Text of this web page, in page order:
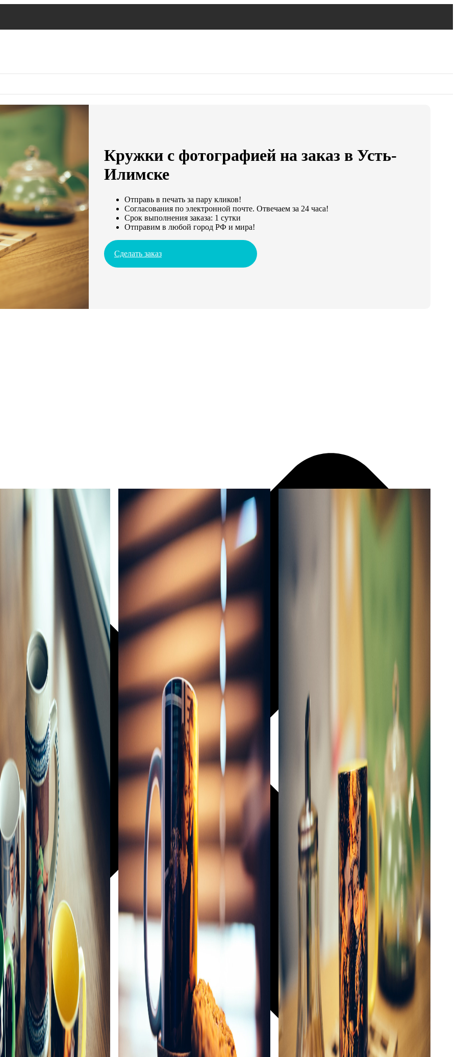
Кружки с фотографией на заказ в Усть-
Илимске
Отправь в печать за пару кликов!
Согласования по электронной почте. Отвечаем за 24 часа!
Срок выполнения заказа: 1 сутки
Отправим в любой город РФ и мира!
Сделать заказ